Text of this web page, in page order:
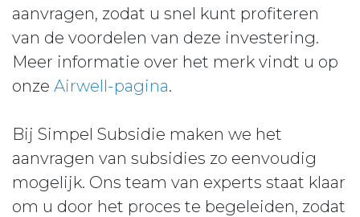
aanvragen, zodat u snel kunt profiteren
van de voordelen van deze investering.
Meer informatie over het merk vindt u op
onze Airwell-pagina.
Bij Simpel Subsidie maken we het
aanvragen van subsidies zo eenvoudig
mogelijk. Ons team van experts staat klaar
om u door het proces te begeleiden, zodat